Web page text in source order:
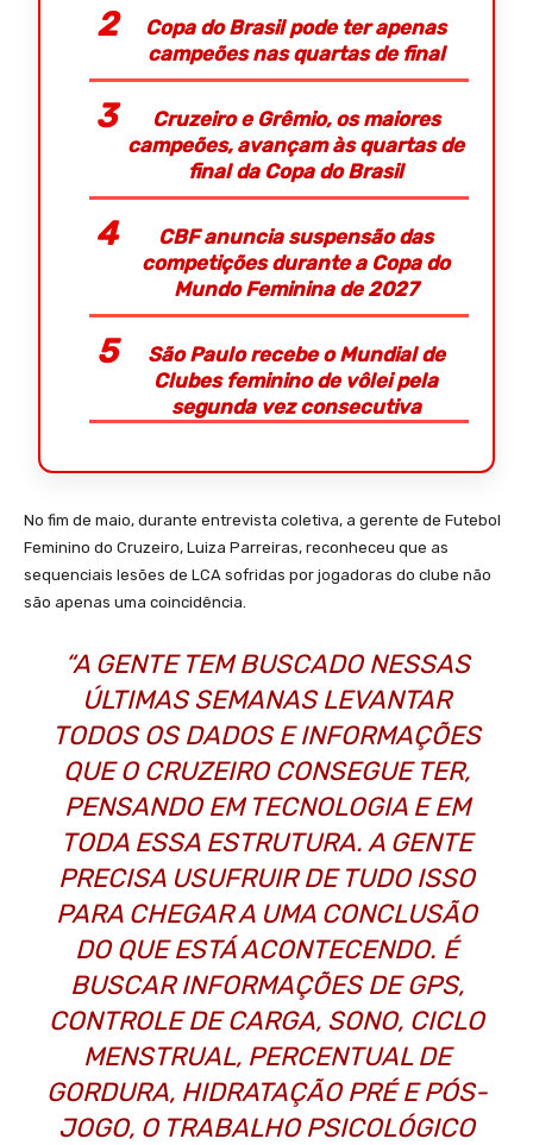
Copa do Brasil pode ter apenas
campeões nas quartas de final
Cruzeiro e Grêmio, os maiores
campeões, avançam às quartas de
final da Copa do Brasil
CBF anuncia suspensão das
competições durante a Copa do
Mundo Feminina de 2027
São Paulo recebe o Mundial de
Clubes feminino de vôlei pela
segunda vez consecutiva
No fim de maio, durante entrevista coletiva, a gerente de Futebol
Feminino do Cruzeiro, Luiza Parreiras, reconheceu que as
sequenciais lesões de LCA sofridas por jogadoras do clube não
são apenas uma coincidência.
“A GENTE TEM BUSCADO NESSAS
ÚLTIMAS SEMANAS LEVANTAR
TODOS OS DADOS E INFORMAÇÕES
QUE O CRUZEIRO CONSEGUE TER,
PENSANDO EM TECNOLOGIA E EM
TODA ESSA ESTRUTURA. A GENTE
PRECISA USUFRUIR DE TUDO ISSO
PARA CHEGAR A UMA CONCLUSÃO
DO QUE ESTÁ ACONTECENDO. É
BUSCAR INFORMAÇÕES DE GPS,
CONTROLE DE CARGA, SONO, CICLO
MENSTRUAL, PERCENTUAL DE
GORDURA, HIDRATAÇÃO PRÉ E PÓS-
JOGO, O TRABALHO PSICOLÓGICO